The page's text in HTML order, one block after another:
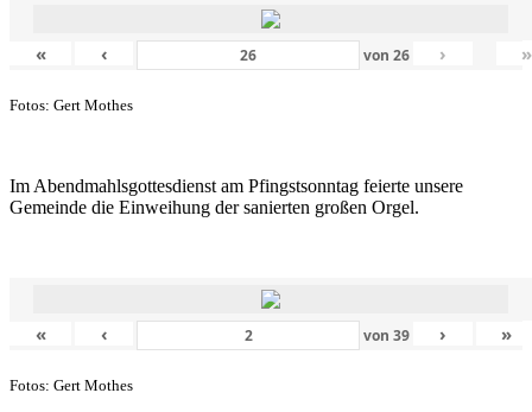
« ‹ von26 › »
Fotos: Gert Mothes
Im Abendmahlsgottesdienst am Pfingstsonntag feierte unsere
Gemeinde die Einweihung der sanierten großen Orgel.
« ‹ von39 › »
Fotos: Gert Mothes